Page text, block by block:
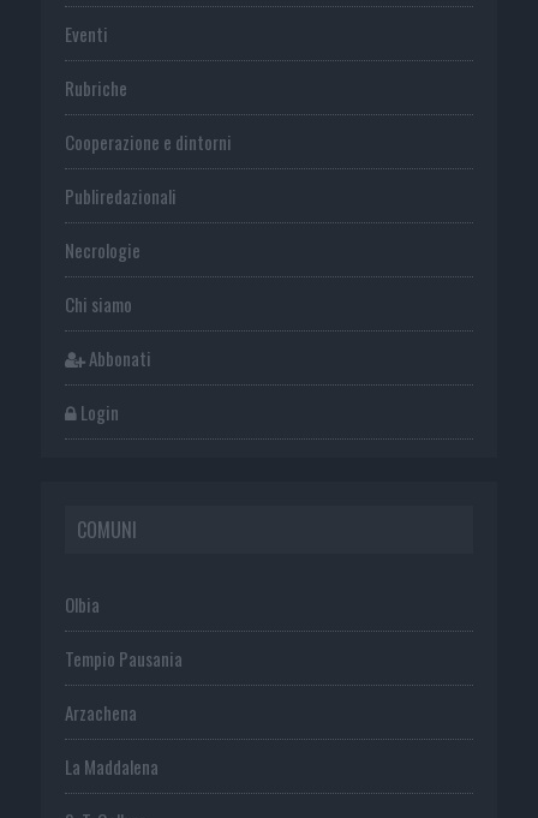
Eventi
Rubriche
Cooperazione e dintorni
Publiredazionali
Necrologie
Chi siamo
Abbonati
Login
COMUNI
Olbia
Tempio Pausania
Arzachena
La Maddalena